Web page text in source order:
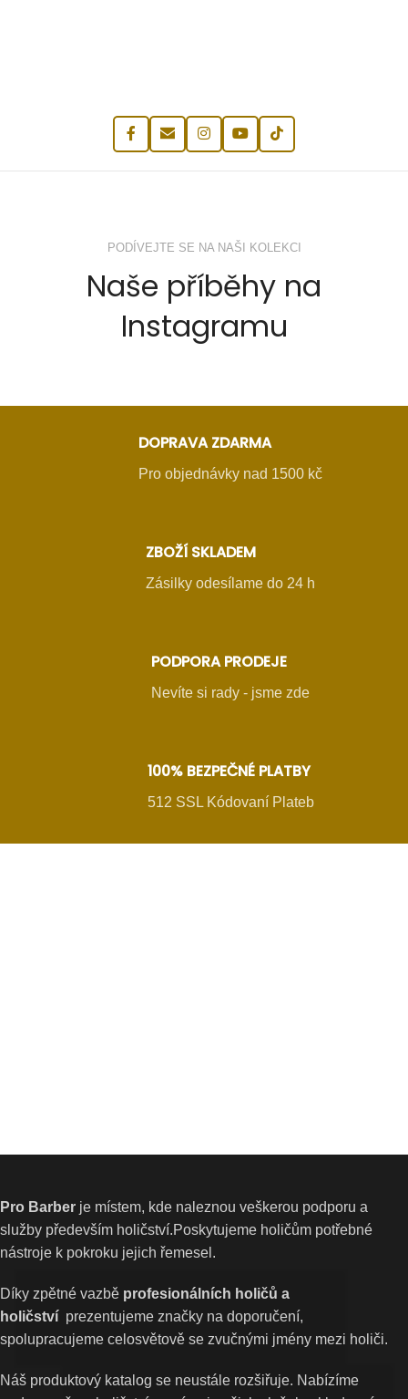
PODÍVEJTE SE NA NAŠI KOLEKCI
Naše příběhy na
Instagramu
DOPRAVA ZDARMA
Pro objednávky nad 1500 kč
ZBOŽÍ SKLADEM
Zásilky odesílame do 24 h
PODPORA PRODEJE
Nevíte si rady - jsme zde
100% BEZPEČNÉ PLATBY
512 SSL Kódovaní Plateb
Pro Barber je místem, kde naleznou veškerou podporu a
služby především holičství.Poskytujeme holičům potřebné
nástroje k pokroku jejich řemesel.
Díky zpětné vazbě profesionálních holičů a
holičství prezentujeme značky na doporučení,
spolupracujeme celosvětově se zvučnými jmény mezi holiči.
Náš produktový katalog se neustále rozšiřuje. Nabízíme